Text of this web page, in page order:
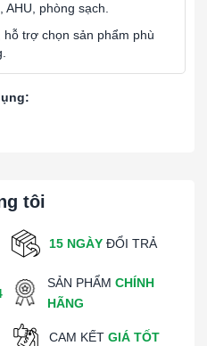
tôi
15 NGÀY ĐỔI TRẢ
SẢN PHẨMCHÍNH
HÃNG
CAM KẾT GIÁ TỐT
phòng sạch.
trợ chọn sản phẩm phù